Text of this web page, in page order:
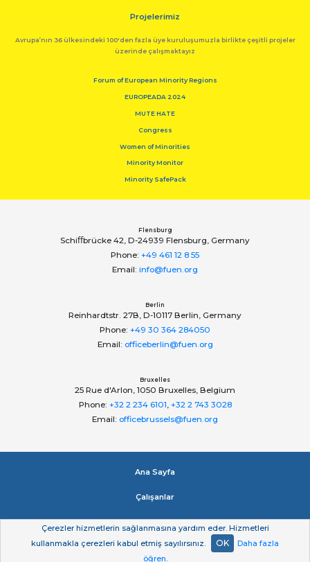
Projelerimiz
Avrupa’nın 36 ülkesindeki 100'den fazla üye kuruluşumuzla birlikte çeşitli projeler
üzerinde çalışmaktayız
Forum of European Minority Regions
EUROPEADA 2024
MUTE HATE
Congress
Women of Minorities
Minority Monitor
Minority SafePack
Flensburg
Schiﬀbrücke 42, D-24939 Flensburg, Germany
Phone: +49 461 12 8 55
Email: info@fuen.org
Berlin
Reinhardtstr. 27B, D-10117 Berlin, Germany
Phone: +49 30 364 284050
Email: officeberlin@fuen.org
Bruxelles
25 Rue d'Arlon, 1050 Bruxelles, Belgium
Phone: +32 2 234 6101, +32 2 743 3028
Email: officebrussels@fuen.org
Ana Sayfa
Çalışanlar
Impressum
Gizlilik beyan
Çerezler hizmetlerin sağlanmasına yardım eder. Hizmetleri
kullanmakla çerezleri kabul etmiş sayılırsınız.
OK
Daha fazla
öğren.